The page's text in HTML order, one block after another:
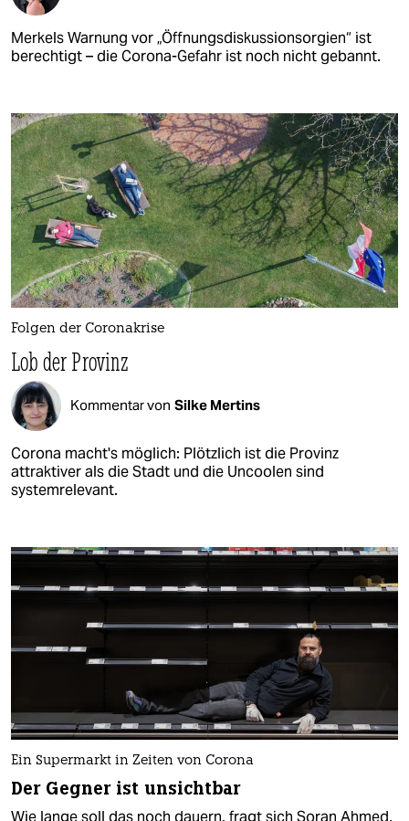
Merkels Warnung vor „Öffnungsdiskussionsorgien“ ist
berechtigt – die Corona-Gefahr ist noch nicht gebannt.
Folgen der Coronakrise
Lob der Provinz
Kommentar von Silke Mertins
Corona macht's möglich: Plötzlich ist die Provinz
attraktiver als die Stadt und die Uncoolen sind
systemrelevant.
Ein Supermarkt in Zeiten von Corona
Der Gegner ist unsichtbar